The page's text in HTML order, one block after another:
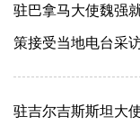
驻巴拿马大使魏强
策接受当地电台采
驻吉尔吉斯斯坦大